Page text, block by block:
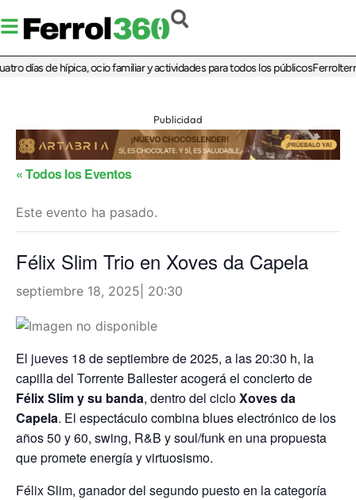
días de hípica, ocio familiar y actividades para todos los públicos
Publicidad
« Todos los Eventos
Este evento ha pasado.
Félix Slim Trio en Xoves da Capela
septiembre 18, 2025| 20:30
El jueves 18 de septiembre de 2025, a las 20:30 h, la
capilla del Torrente Ballester acogerá el concierto de
Félix Slim y su banda, dentro del cicloXoves da
Capela. El espectáculo combina blues electrónico de los
años 50 y 60, swing, R&B y soul/funk en una propuesta
que promete energía y virtuosismo.
Félix Slim, ganador del segundo puesto en la categoría